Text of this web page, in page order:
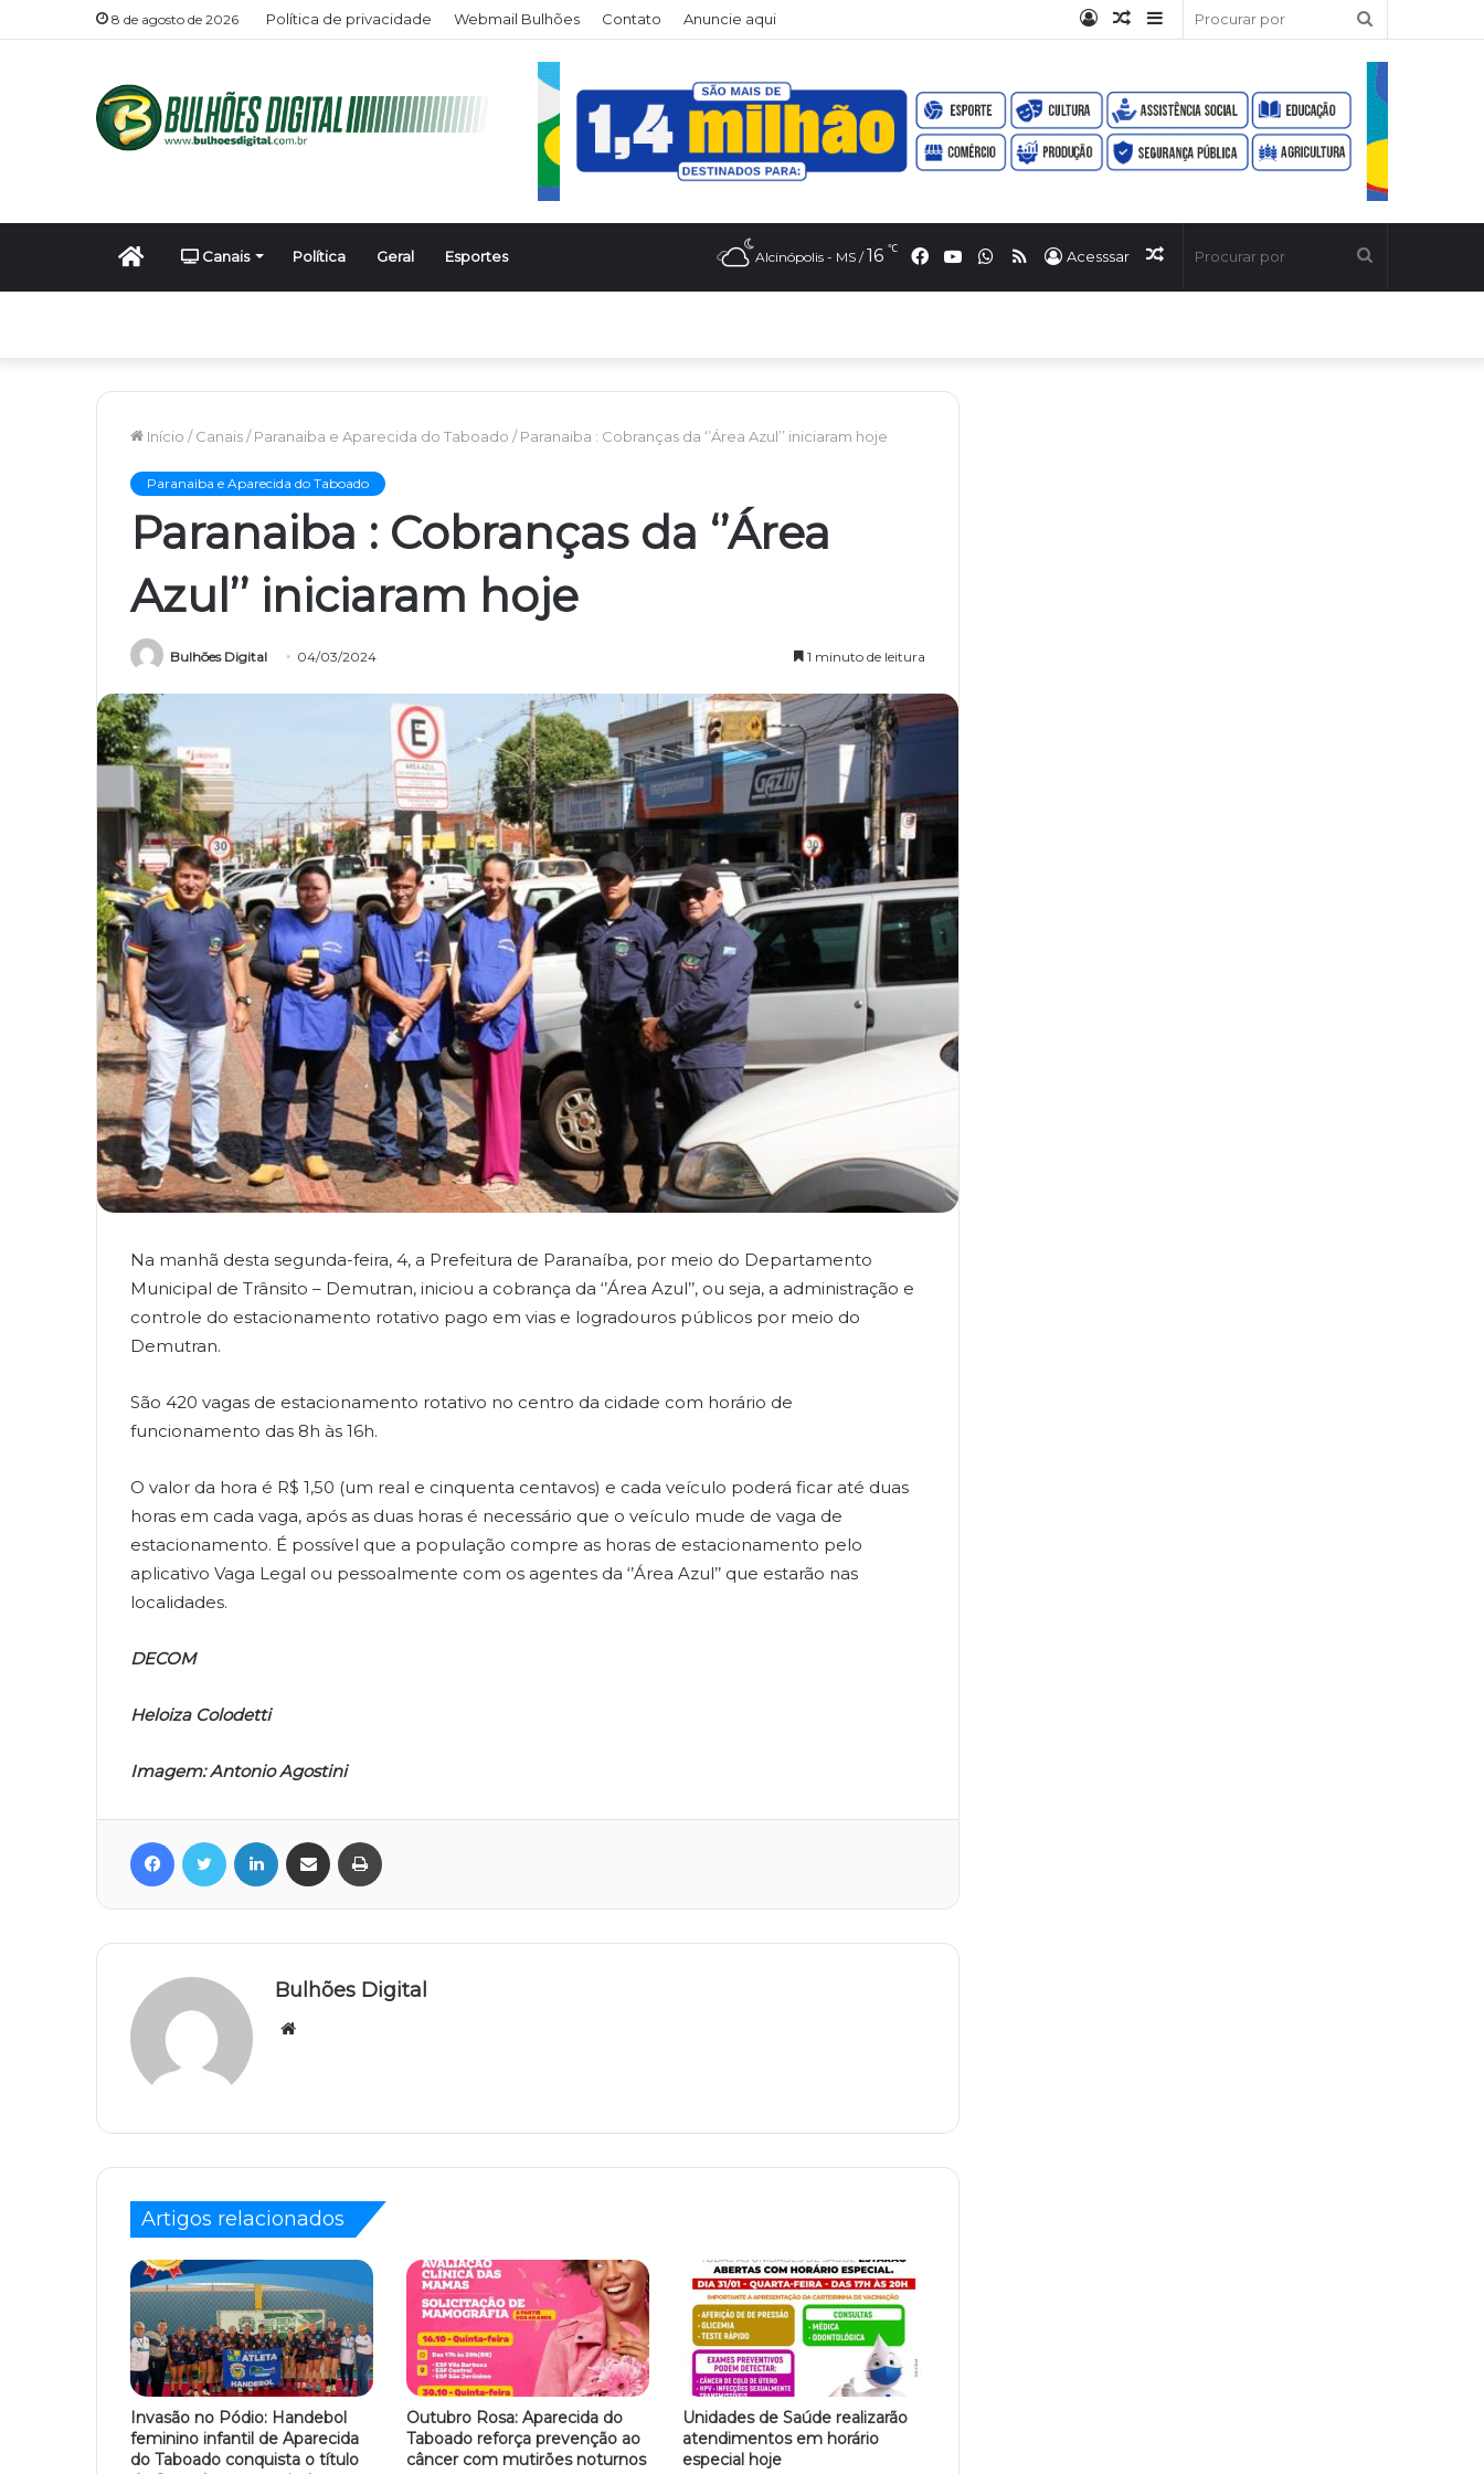
8 de agosto de 2026 Política de privacidade Webmail Bulhões Contato Anuncie aqui
por
Barra
Artigo
Entrar
Início Canais Política Geral Esportes Artigo
Acesssar
RSS
WhatsApp
YouTube
Facebook
Alcinópolis - MS / 16 ℃
Início / Canais/ Paranaiba e Aparecida do Taboado / Paranaiba : Cobranças da ‘’Área Azul’’ iniciaram hoje
Paranaiba e Aparecida do Taboado
Paranaiba : Cobranças da ‘’Área
Azul’’ iniciaram hoje
Bulhões Digital 04/03/2024 1 minuto de leitura
Na manhã desta segunda-feira, 4, a Prefeitura de Paranaíba, por meio do Departamento
Municipal de Trânsito – Demutran, iniciou a cobrança da ‘’Área Azul’’, ou seja, a administração e
controle do estacionamento rotativo pago em vias e logradouros públicos por meio do
Demutran.
São 420 vagas de estacionamento rotativo no centro da cidade com horário de
funcionamento das 8h às 16h.
O valor da hora é R$ 1,50 (um real e cinquenta centavos) e cada veículo poderá ficar até duas
horas em cada vaga, após as duas horas é necessário que o veículo mude de vaga de
estacionamento. É possível que a população compre as horas de estacionamento pelo
aplicativo Vaga Legal ou pessoalmente com os agentes da ‘’Área Azul’’ que estarão nas
localidades.
DECOM
Heloiza Colodetti
Imagem: Antonio Agostini
FacebookTwitter Linkedin Compartilhar via e-mail
Bulhões Digital
Website
Artigos relacionados
Invasão no Pódio: Handebol
feminino infantil de Aparecida
do Taboado conquista o título
Outubro Rosa: Aparecida do
Taboado reforça prevenção ao
câncer com mutirões noturnos
Unidades de Saúde realizarão
atendimentos em horário
especial hoje